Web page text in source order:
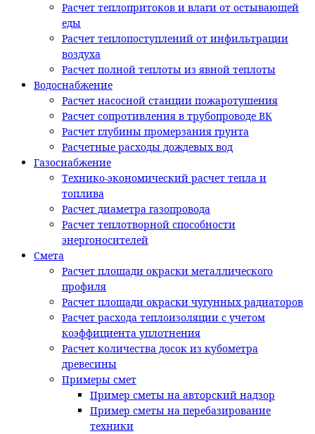
Расчет теплопритоков и влаги от остывающей
еды
Расчет теплопоступлений от инфильтрации
воздуха
Расчет полной теплоты из явной теплоты
Водоснабжение
Расчет насосной станции пожаротушения
Расчет сопротивления в трубопроводе ВК
Расчет глубины промерзания грунта
Расчетные расходы дождевых вод
Газоснабжение
Технико-экономический расчет тепла и
топлива
Расчет диаметра газопровода
Расчет теплотворной способности
энергоносителей
Смета
Расчет площади окраски металлического
профиля
Расчет площади окраски чугунных радиаторов
Расчет расхода теплоизоляции с учетом
коэффициента уплотнения
Расчет количества досок из кубометра
древесины
Примеры смет
Пример сметы на авторский надзор
Пример сметы на перебазирование
техники